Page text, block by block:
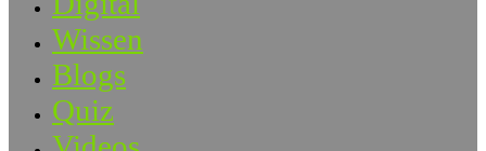
Wissen
Blogs
Quiz